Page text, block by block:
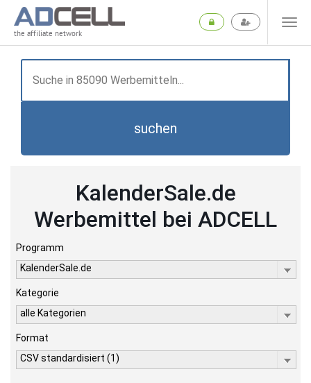
the affiliate network
suchen
KalenderSale.de
Werbemittel bei ADCELL
Programm
KalenderSale.de
Kategorie
alle Kategorien
Format
CSV standardisiert (1)